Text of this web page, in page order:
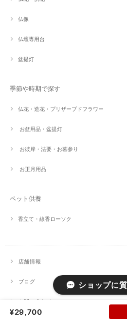
仏像
仏壇専用台
盆提灯
季節や時期で探す
仏花・造花・プリザーブドフラワー
お盆用品・盆提灯
お彼岸・法要・お墓参り
お正月用品
ペット供養
香立て・線香ローソク
店舗情報
ブログ
お問い合わせ
¥29,700
ショップに